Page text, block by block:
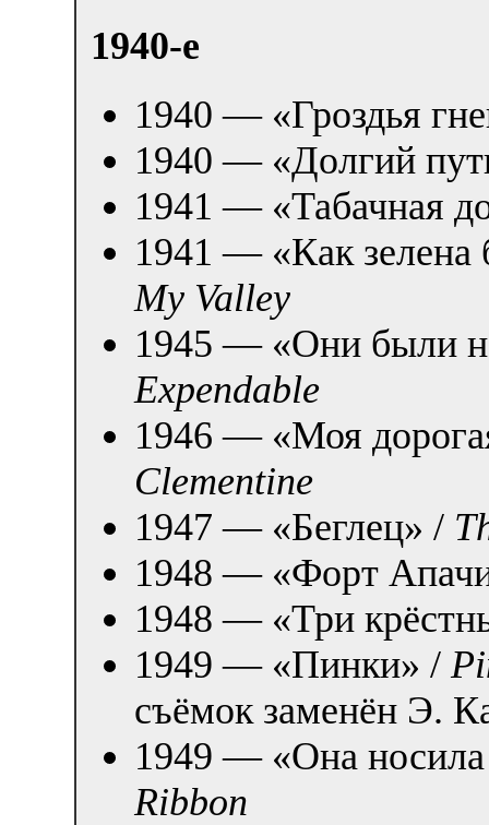
1940-е
1940 — «Гроздья
1940 — «Долгий
1941 — «Табачная
1941 — «Как
My Valley
1945 — «Они были
Expendable
1946 — «Моя
Clementine
1947 — «Беглец» /
1948 — «Форт
1948 — «Три
1949 — «Пинки» /
съёмок заменён Э.
1949 — «Она
Ribbon